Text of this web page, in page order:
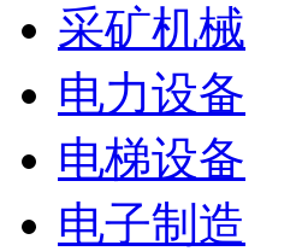
采矿机械
电力设备
电梯设备
电子制造